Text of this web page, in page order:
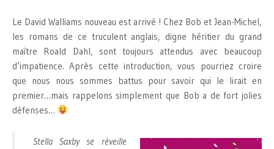
Le David Walliams nouveau est arrivé ! Chez Bob et Jean-Michel,
les romans de ce truculent anglais, digne héritier du grand
maître Roald Dahl, sont toujours attendus avec beaucoup
d’impatience. Après cette introduction, vous pourriez croire
que nous nous sommes battus pour savoir qui le lirait en
premier…mais rappelons simplement que Bob a de fort jolies
défenses…
Stella Saxby se réveille